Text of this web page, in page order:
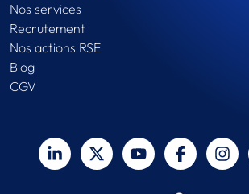
Nos services
Recrutement
Nos actions RSE
Blog
CGV